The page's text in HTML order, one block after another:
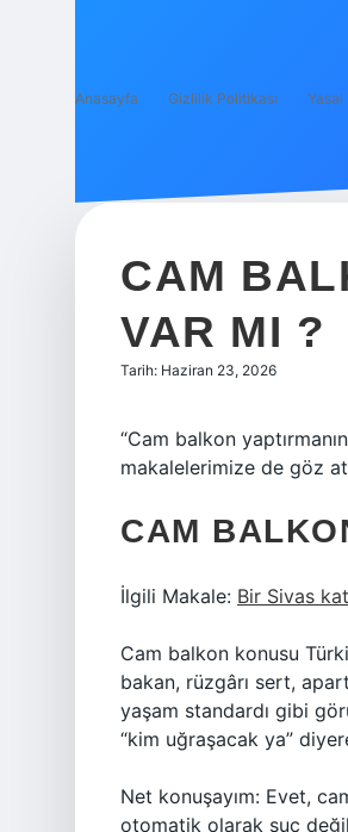
Anasayfa Gizlilik Politikası Yasal
CAM
VAR MI ?
Tarih: Haziran 23, 2026
“Cam balkon
makalelerimize de göz
CAM
İlgili Makale: Bir Sivas
Cam balkon konusu
bakan, rüzgârı sert,
yaşam standardı gibi
“kim uğraşacak ya”
Net konuşayım: Evet,
otomatik olarak suç